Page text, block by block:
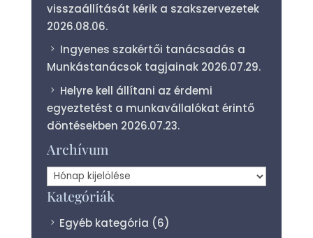
visszaállítását kérik a szakszervezetek
2026.08.06.
Ingyenes szakértői tanácsadás a
Munkástanácsok tagjainak 2026.07.29.
Helyre kell állítani az érdemi
egyeztetést a munkavállalókat érintő
döntésekben 2026.07.23.
Archívum
Archívum
Kategóriák
Egyéb kategória (6)